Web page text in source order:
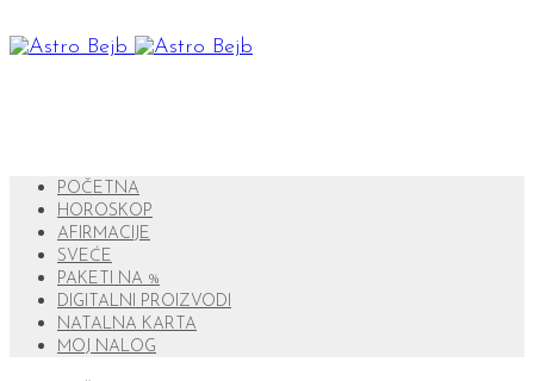
POČETNA
HOROSKOP
AFIRMACIJE
SVEĆE
PAKETI NA %
DIGITALNI PROIZVODI
NATALNA KARTA
MOJ NALOG